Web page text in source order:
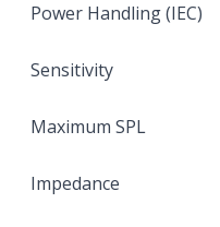
Power Handling (IEC)
Sensitivity
Maximum SPL
Impedance